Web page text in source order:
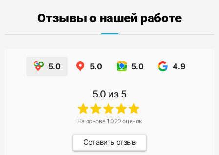
Отзывы о нашей работе
5.0 5.0 5.0 4.9
5.0 из 5
На основе1 020 оценок
Оставить отзыв